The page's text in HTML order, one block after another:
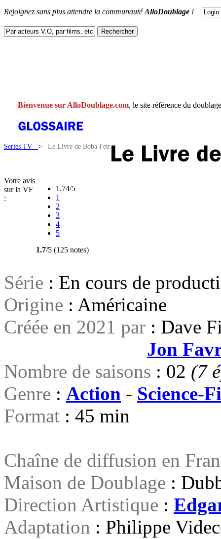
Rejoignez sans plus attendre la communautéAlloDoublage !
Bienvenue sur AlloDoublage.com, le site référence du
Series TV > Le Livre de Boba Fett
Votre avis
sur la VF
:
1.74/5
1
2
3
4
5
1.7/5 (125 notes)
Série : En cours de
Origine : Américaine
Créée en 2021 par : Dave
Jon
Nombre de saisons : 02 (7
Genre : Action - Science-
Format : 45 min
Chaîne de diffusion en
Maison de Doublage :
Direction Artistique :
Adaptation : Philippe